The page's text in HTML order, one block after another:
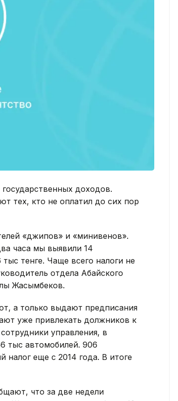
доходов.
тех, кто не оплатил до сих пор
«джипов» и «минивенов».
часа мы выявили 14
тенге. Чаще всего налоги не
отдела Абайского
Жасымбеков.
а только выдают предписания
уже привлекать должников к
управления, в
тыс автомобилей. 906
налог еще с 2014 года. В итоге
что за две недели